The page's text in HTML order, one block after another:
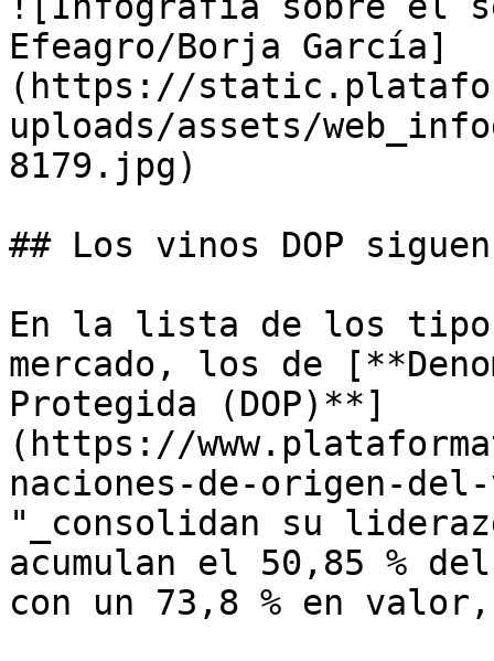
Efeagro/Borja García]
(https://
uploads/assets/
8179.jpg)
## Los vinos DOP
En la lista de los
mercado, los de
Protegida (DOP)**]
(https://
naciones-de-origen-
"_consolidan su
acumulan el 50,85 %
con un 73,8 % en